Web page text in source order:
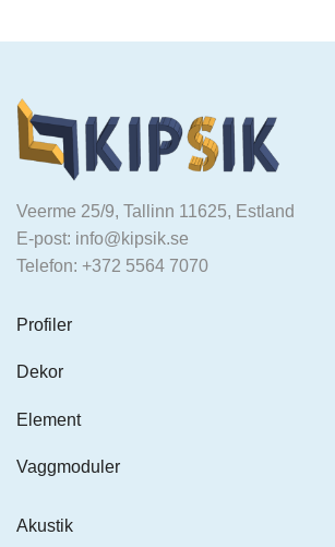
Veerme 25/9, Tallinn 11625, Estland
E-post: info@kipsik.se
Telefon: +372 5564 7070
Profiler
Dekor
Element
Vaggmoduler
Akustik